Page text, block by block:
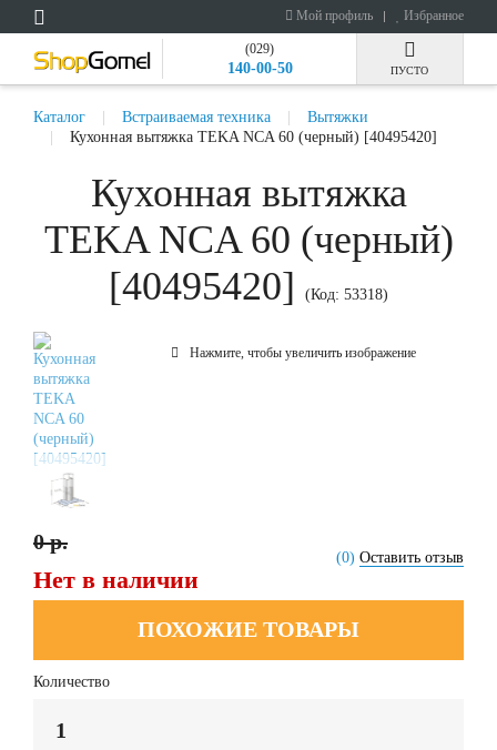
Мой профиль Избранное
(029)
140-00-50 ПУСТО
Каталог Встраиваемая техника
Вытяжки
Кухонная вытяжка TEKA NCA 60 (черный) [40495420]
Кухонная вытяжка
TEKA NCA 60 (черный)
[40495420]
(Код: 53318)
Нажмите, чтобы увеличить изображение
(0) Оставить отзыв
0 р.
Нет в наличии
ПОХОЖИЕ ТОВАРЫ
Количество